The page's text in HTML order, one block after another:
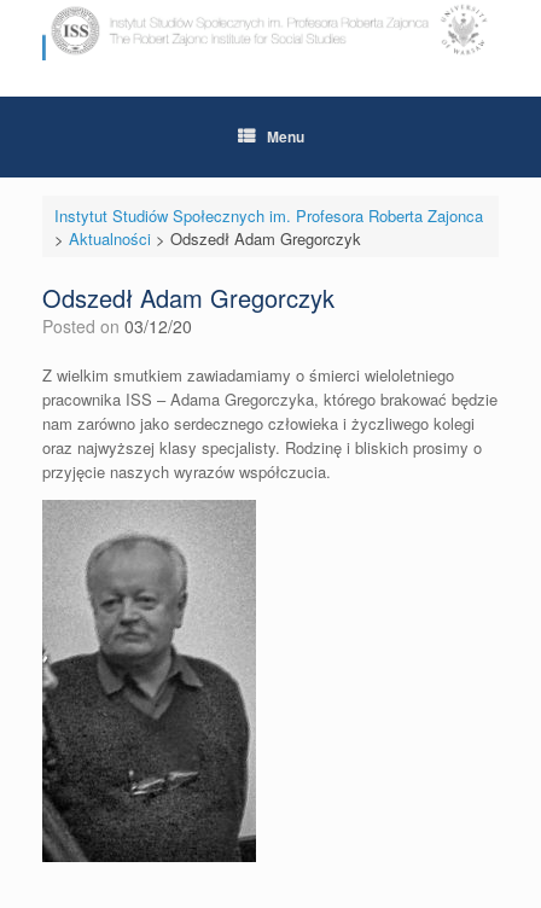
content
Menu
Instytut Studiów Społecznych im. Profesora Roberta Zajonca
> Aktualności> Odszedł Adam Gregorczyk
Odszedł Adam Gregorczyk
Posted on 03/12/20
Z wielkim smutkiem zawiadamiamy o śmierci wieloletniego
pracownika ISS – Adama Gregorczyka, którego brakować będzie
nam zarówno jako serdecznego człowieka i życzliwego kolegi
oraz najwyższej klasy specjalisty. Rodzinę i bliskich prosimy o
przyjęcie naszych wyrazów współczucia.